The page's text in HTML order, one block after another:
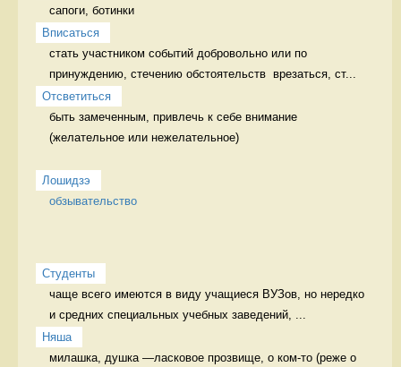
сапоги, ботинки
Вписаться
стать участником событий добровольно или по
принуждению, стечению обстоятельств  врезаться, ст...
Отсветиться
быть замеченным, привлечь к себе внимание
(желательное или нежелательное)
Лошидзэ
обзывательство
Студенты
чаще всего имеются в виду учащиеся ВУЗов, но нередко
и средних специальных учебных заведений, ...
Няша
милашка, душка —ласковое прозвище, о ком-то (реже о